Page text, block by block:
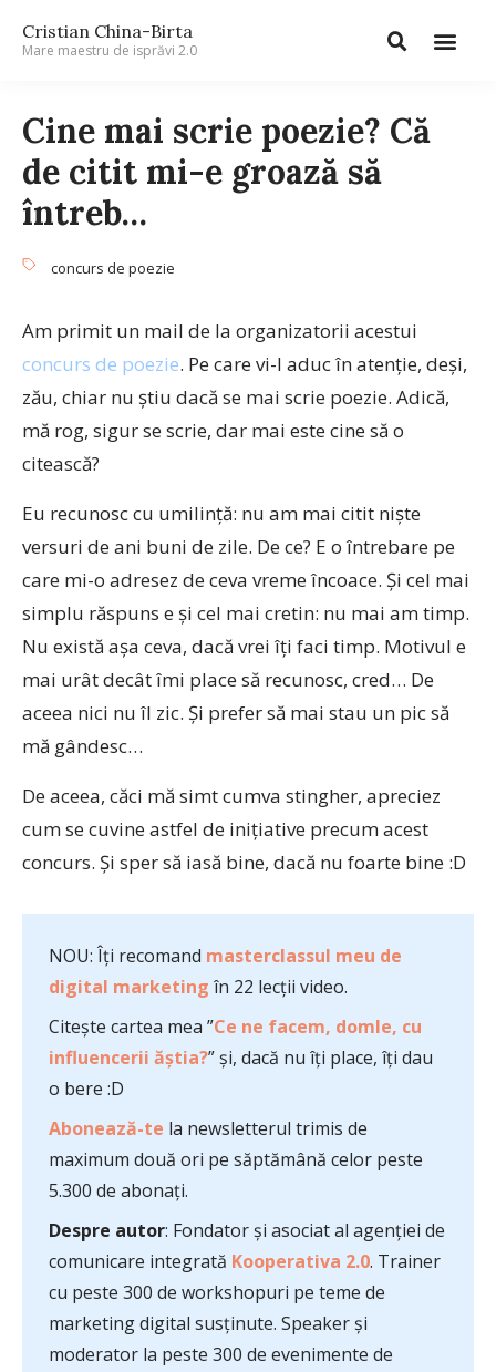
Cristian China-Birta
Mare maestru de isprăvi 2.0
Cine mai scrie poezie? Că
de citit mi-e groază să
întreb…
concurs de poezie
Am primit un mail de la organizatorii acestui
concurs de poezie. Pe care vi-l aduc în atenție, deși,
zău, chiar nu știu dacă se mai scrie poezie. Adică,
mă rog, sigur se scrie, dar mai este cine să o
citească?
Eu recunosc cu umilință: nu am mai citit niște
versuri de ani buni de zile. De ce? E o întrebare pe
care mi-o adresez de ceva vreme încoace. Și cel mai
simplu răspuns e și cel mai cretin: nu mai am timp.
Nu există așa ceva, dacă vrei îți faci timp. Motivul e
mai urât decât îmi place să recunosc, cred… De
aceea nici nu îl zic. Și prefer să mai stau un pic să
mă gândesc…
De aceea, căci mă simt cumva stingher, apreciez
cum se cuvine astfel de inițiative precum acest
concurs. Și sper să iasă bine, dacă nu foarte bine :D
NOU: Îți recomand masterclassul meu de
digital marketing în 22 lecții video.
Citește cartea mea ”Ce ne facem, domle, cu
influencerii ăștia?” și, dacă nu îți place, îți dau
o bere :D
Abonează-te la newsletterul trimis de
maximum două ori pe săptămână celor peste
5.300 de abonați.
Despre autor: Fondator și asociat al agenției de
comunicare integrată Kooperativa 2.0. Trainer
cu peste 300 de workshopuri pe teme de
marketing digital susținute. Speaker și
moderator la peste 300 de evenimente de